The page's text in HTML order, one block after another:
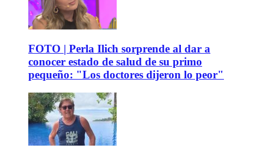
FOTO | Perla Ilich sorprende al dar a
conocer estado de salud de su primo
pequeño: "Los doctores dijeron lo peor"